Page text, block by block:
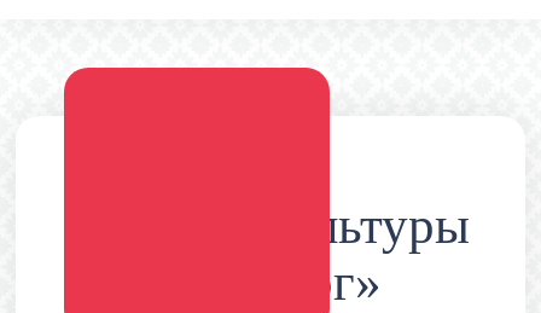
Дворец культуры
«Металлург»